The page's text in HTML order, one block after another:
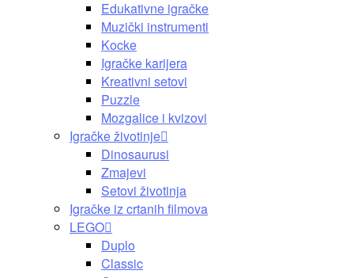
Edukativne igračke
Muzički instrumenti
Kocke
Igračke karijera
Kreativni setovi
Puzzle
Mozgalice i kvizovi
Igračke životinje
Dinosaurusi
Zmajevi
Setovi životinja
Igračke iz crtanih filmova
LEGO
Duplo
Classic